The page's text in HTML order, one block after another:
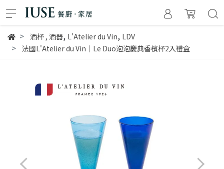
酒杯, 酒器, L'Atelier du Vin, LDV
法國L'Atelier du Vin｜Le Duo泡泡慶典香檳杯2入禮盒